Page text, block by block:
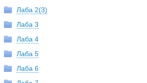
Лаба 2(3)
Лаба 3
Лаба 4
Лаба 5
Лаба 6